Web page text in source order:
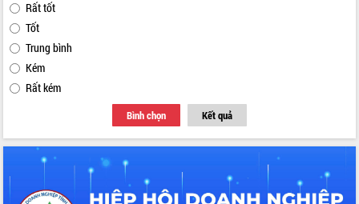
Rất tốt
Tốt
Trung bình
Kém
Rất kém
Bình chọn Kết quả